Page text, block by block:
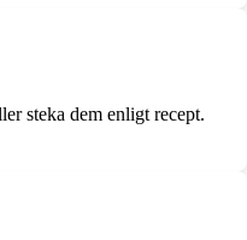
steka dem enligt recept.